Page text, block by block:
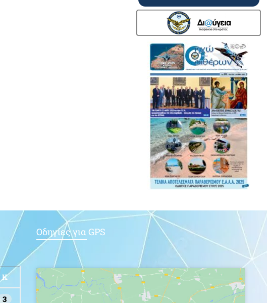
Κ
3
Οδηγίες για GPS